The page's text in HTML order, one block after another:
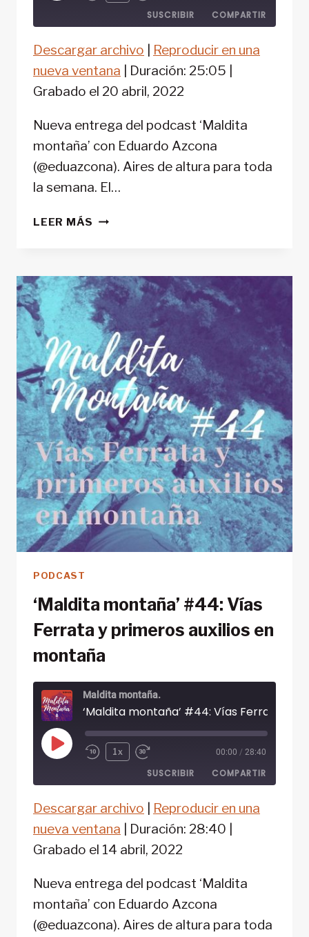
SUSCRIBIR COMPARTIR
FEED RSS
COMPARTIR
ENLACE
Descargar archivo
Reproducir en una
nueva ventana
Duración: 25:05
Grabado el 20 abril, 2022
Nueva entrega del podcast ‘Maldita
montaña’ con Eduardo Azcona
(@eduazcona). Aires de altura para toda
la semana. El…
LEER MÁS ‘MALDITA
ADECUADO
PARA
LA
PRÁCTICA
DEL
MONTAÑISMO
PODCAST
‘Maldita montaña’ #44: Vías
Ferrata y primeros auxilios en
montaña
Maldita montaña.
Reproducir1x 00:00 / 28:40
SUSCRIBIR COMPARTIR
FEED RSS
COMPARTIR
ENLACE
Descargar archivo
Reproducir en una
nueva ventana
Duración: 28:40
Grabado el 14 abril, 2022
Nueva entrega del podcast ‘Maldita
montaña’ con Eduardo Azcona
(@eduazcona). Aires de altura para toda